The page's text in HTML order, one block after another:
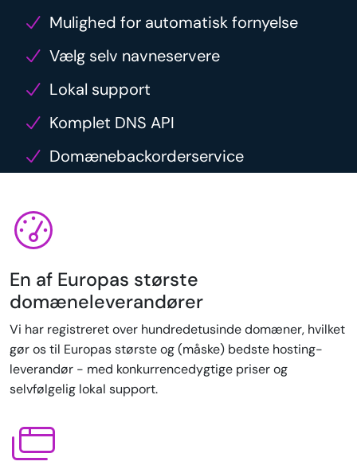
Mulighed for automatisk fornyelse
Vælg selv navneservere
Lokal support
Komplet DNS API
Domænebackorderservice
En af Europas største
domæneleverandører
Vi har registreret over hundredetusinde domæner, hvilket
gør os til Europas største og (måske) bedste hosting-
leverandør - med konkurrencedygtige priser og
selvfølgelig lokal support.